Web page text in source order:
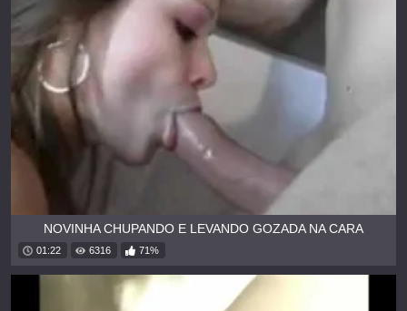
NOVINHA CHUPANDO E LEVANDO GOZADA NA CARA
01:22 6316 71%